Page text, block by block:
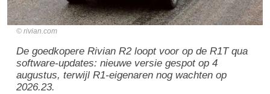
rivian.com
De goedkopere Rivian R2 loopt voor op de R1T qua
software-updates: nieuwe versie gespot op 4
augustus, terwijl R1-eigenaren nog wachten op
2026.23.